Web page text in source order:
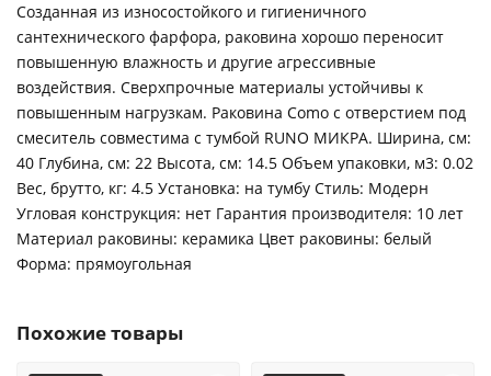
Созданная из износостойкого и гигиеничного
сантехнического фарфора, раковина хорошо переносит
повышенную влажность и другие агрессивные
воздействия. Сверхпрочные материалы устойчивы к
повышенным нагрузкам. Раковина Сomo с отверстием под
смеситель совместима с тумбой RUNO МИКРА. Ширина, см:
40 Глубина, см: 22 Высота, см: 14.5 Объем упаковки, м3: 0.02
Вес, брутто, кг: 4.5 Установка: на тумбу Стиль: Модерн
Угловая конструкция: нет Гарантия производителя: 10 лет
Материал раковины: керамика Цвет раковины: белый
Форма: прямоугольная
Похожие товары